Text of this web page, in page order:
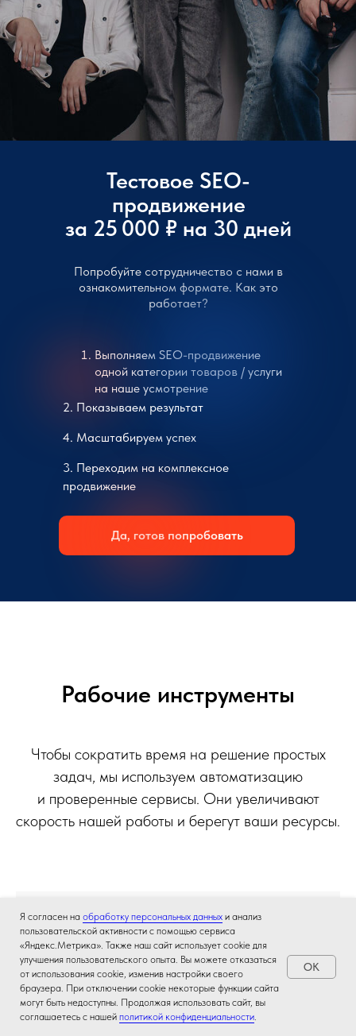
Да, готов попробовать
4. Масштабируем успех
3. Переходим на комплексное
продвижение
Выполняем SEO-продвижение
одной категории товаров / услуги
на наше усмотрение
Попробуйте сотрудничество с нами в
ознакомительном формате. Как это
работает?
Тестовое SEO-
продвижение
за 25 000 ₽ на 30 дней
2. Показываем результат
Рабочие инструменты
Чтобы сократить время на решение простых
задач, мы используем автоматизацию
и проверенные сервисы. Они увеличивают
скорость нашей работы и берегут ваши ресурсы.
Пиксель Тулс— инструменты для SEO-
продвижения и анализа представленности
бренда в нейросетях.
Я согласен на обработку персональных данных и анализ
пользовательской активности с помощью сервиса
«Яндекс.Метрика». Также наш сайт использует cookie для
улучшения пользовательского опыта. Вы можете отказаться
от использования cookie, изменив настройки своего
браузера. При отключении cookie некоторые функции сайта
могут быть недоступны. Продолжая использовать сайт, вы
соглашаетесь с нашей политикой конфиденциальности.
OK